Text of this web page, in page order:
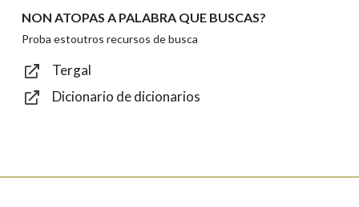
Texto de verificación
NON ATOPAS A PALABRA QUE BUSCAS?
Proba estoutros recursos de busca
Tergal
Dicionario de dicionarios